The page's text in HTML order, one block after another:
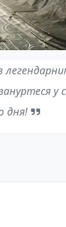
у
дня!